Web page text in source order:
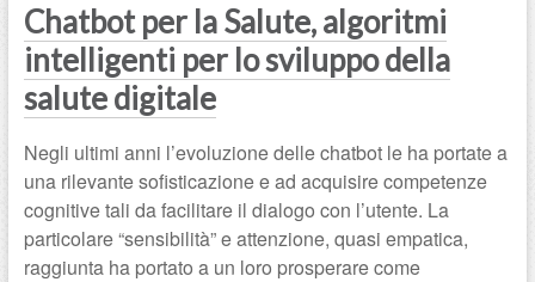
Chatbot per la Salute, algoritmi
intelligenti per lo sviluppo della
salute digitale
Negli ultimi anni l’evoluzione delle chatbot le ha portate a
una rilevante sofisticazione e ad acquisire competenze
cognitive tali da facilitare il dialogo con l’utente. La
particolare “sensibilità” e attenzione, quasi empatica,
raggiunta ha portato a un loro prosperare come